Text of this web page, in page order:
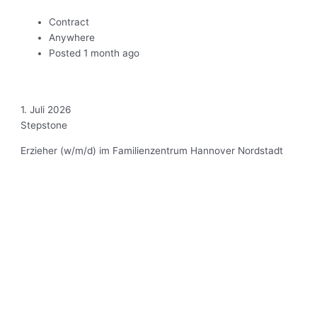
Contract
Anywhere
Posted 1 month ago
1. Juli 2026
Stepstone
Erzieher (w/m/d) im Familienzentrum Hannover Nordstadt